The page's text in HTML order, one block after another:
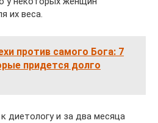
их веса.
против самого Бога: 7
придется долго
диетологу и за два месяца